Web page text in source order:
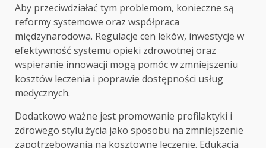
Aby przeciwdziałać tym problemom, konieczne są
reformy systemowe oraz współpraca
międzynarodowa. Regulacje cen leków, inwestycje w
efektywność systemu opieki zdrowotnej oraz
wspieranie innowacji mogą pomóc w zmniejszeniu
kosztów leczenia i poprawie dostępności usług
medycznych.
Dodatkowo ważne jest promowanie profilaktyki i
zdrowego stylu życia jako sposobu na zmniejszenie
zapotrzebowania na kosztowne leczenie. Edukacja